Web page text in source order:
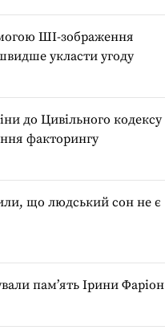
ШІ-зображення
укласти угоду
до Цивільного кодексу
факторингу
що людський сон не є
пам’ять Ірини Фаріон